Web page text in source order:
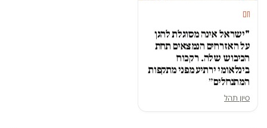
חם
"ישראל אינה מסוגלת להגן
על האזרחים הנמצאים תחת
הכיבוש שלה. רק כוח
בינלאומי ירתיע מפני מתקפות
המתנחלים״
סיון תהל